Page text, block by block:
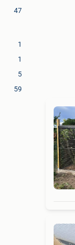
47
1
1
5
59